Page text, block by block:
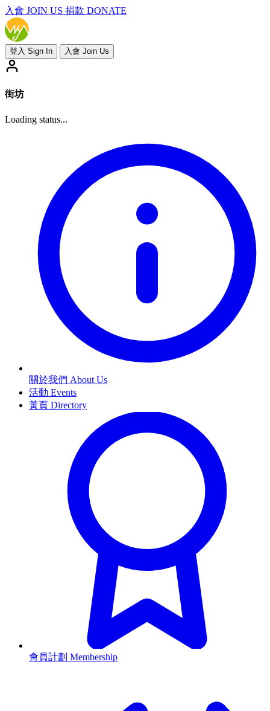
入會 JOIN US 捐款 DONATE
登入 Sign In 入會 Join Us
街坊
Loading status...
關於我們 About Us
活動 Events
黃頁 Directory
會員計劃 Membership